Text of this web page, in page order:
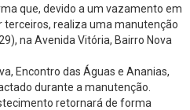
que, devido a um vazamento em
terceiros, realiza uma manutenção
na Avenida Vitória, Bairro Nova
Encontro das Águas e Ananias,
durante a manutenção.
retornará de forma